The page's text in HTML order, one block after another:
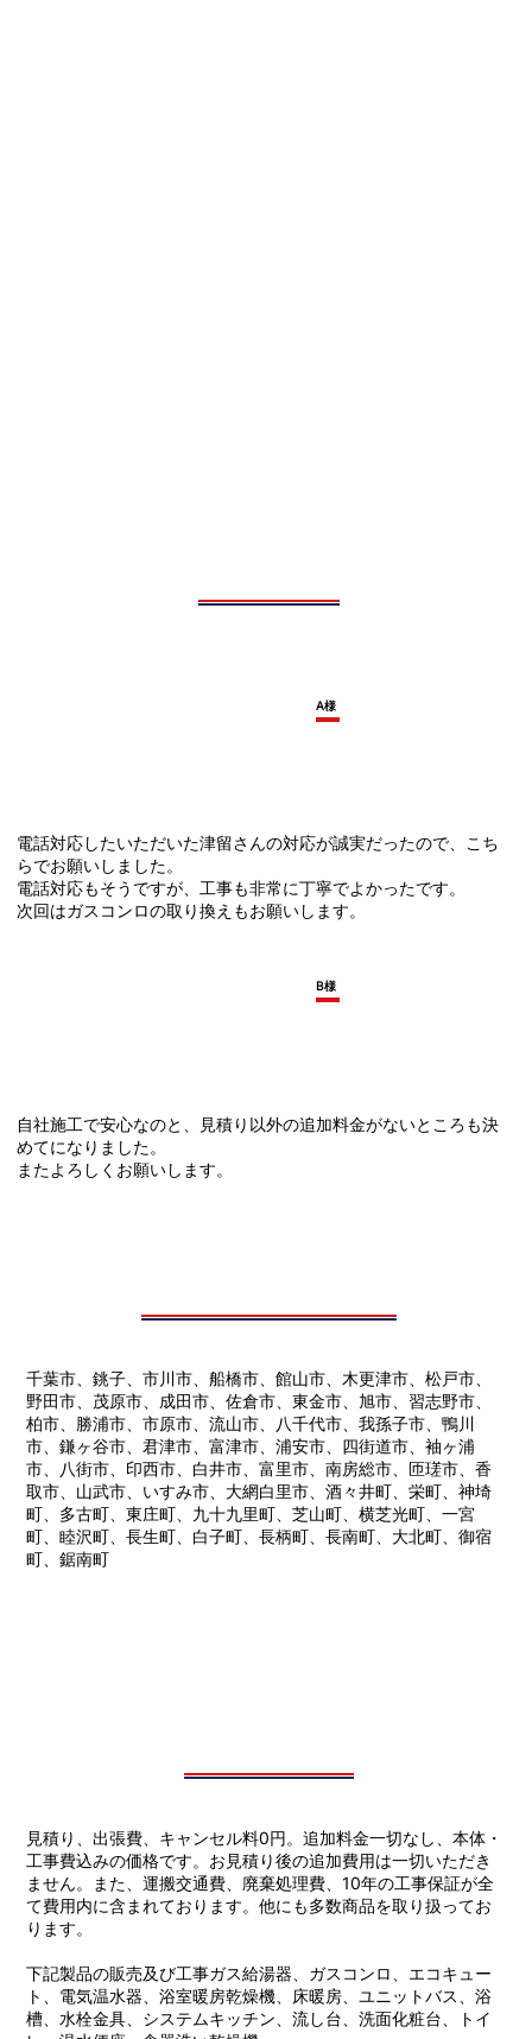
電話対応したいただいた津留さんの対応が誠実だったので、こち
らでお願いしました。
電話対応もそうですが、工事も非常に丁寧でよかったです。
次回はガスコンロの取り換えもお願いします。
A様
自社施工で安心なのと、見積り以外の追加料金がないところも決
めてになりました。
またよろしくお願いします。
B様
千葉市、銚子、市川市、船橋市、館山市、木更津市、松戸市、
野田市、茂原市、成田市、佐倉市、東金市、旭市、習志野市、
柏市、勝浦市、市原市、流山市、八千代市、我孫子市、鴨川
市、鎌ヶ谷市、君津市、富津市、浦安市、四街道市、袖ヶ浦
市、八街市、印西市、白井市、富里市、南房総市、匝瑳市、香
取市、山武市、いすみ市、大網白里市、酒々井町、栄町、神埼
町、多古町、東庄町、九十九里町、芝山町、横芝光町、一宮
町、睦沢町、長生町、白子町、長柄町、長南町、大北町、御宿
町、鋸南町
見積り、出張費、キャンセル料0円。追加料金一切なし、本体・
工事費込みの価格です。お見積り後の追加費用は一切いただき
ません。また、運搬交通費、廃棄処理費、10年の工事保証が全
て費用内に含まれております。他にも多数商品を取り扱ってお
ります。
下記製品の販売及び工事ガス給湯器、ガスコンロ、エコキュー
ト、電気温水器、浴室暖房乾燥機、床暖房、ユニットバス、浴
槽、水栓金具、システムキッチン、流し台、洗面化粧台、トイ